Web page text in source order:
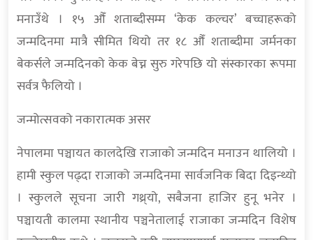
मनाउँथे । १५ औँ शताब्दीसम्म ‘केक कल्चर’ बच्चाहरूको
जन्मदिनमा मात्रै सीमित थियो तर १८ औँ शताब्दीमा जर्मनका
बेकर्सले जन्मदिनको केक बेच्न सुरु गरेपछि यो संस्कारका रूपमा
सर्वत्र फैलियो ।
जन्मोत्सवको नकारात्मक असर
नेपालमा पञ्चायत कालदेखि राजाको जन्मदिन मनाउन थालियो ।
हामी स्कुल पढ्दा राजाको जन्मदिनमा सार्वजनिक बिदा दिइन्थ्यो
। स्कुलले सूचना जारी गथ्र्यो, सबैजना हाजिर हुनू भनेर ।
पञ्चायती कालमा स्थानीय पञ्चनेतालाई राजाका जन्मदिन विशेष